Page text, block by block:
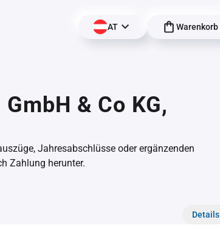
AT Warenkorb
& Co KG,
Jahresabschlüsse oder ergänzenden
Zahlung herunter.
Details